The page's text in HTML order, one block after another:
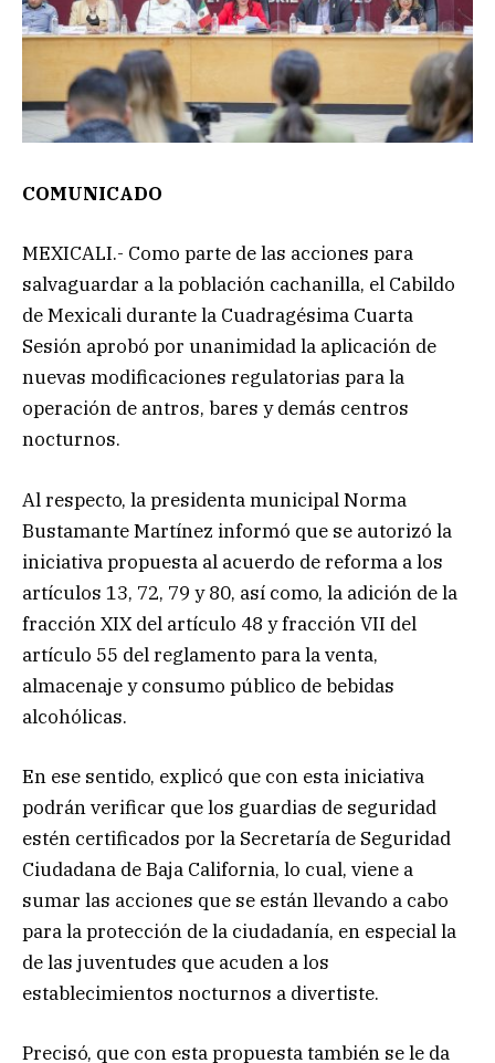
COMUNICADO
MEXICALI.- Como parte de las acciones para
salvaguardar a la población cachanilla, el Cabildo
de Mexicali durante la Cuadragésima Cuarta
Sesión aprobó por unanimidad la aplicación de
nuevas modificaciones regulatorias para la
operación de antros, bares y demás centros
nocturnos.
Al respecto, la presidenta municipal Norma
Bustamante Martínez informó que se autorizó la
iniciativa propuesta al acuerdo de reforma a los
artículos 13, 72, 79 y 80, así como, la adición de la
fracción XIX del artículo 48 y fracción VII del
artículo 55 del reglamento para la venta,
almacenaje y consumo público de bebidas
alcohólicas.
En ese sentido, explicó que con esta iniciativa
podrán verificar que los guardias de seguridad
estén certificados por la Secretaría de Seguridad
Ciudadana de Baja California, lo cual, viene a
sumar las acciones que se están llevando a cabo
para la protección de la ciudadanía, en especial la
de las juventudes que acuden a los
establecimientos nocturnos a divertiste.
Precisó, que con esta propuesta también se le da